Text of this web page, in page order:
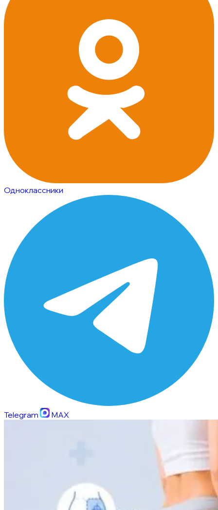
Одноклассники
Telegram MAX